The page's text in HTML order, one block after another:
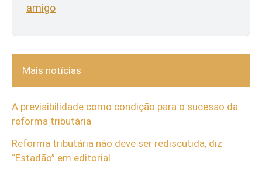
amigo
Mais notícias
A previsibilidade como condição para o sucesso da
reforma tributária
Reforma tributária não deve ser rediscutida, diz
“Estadão” em editorial